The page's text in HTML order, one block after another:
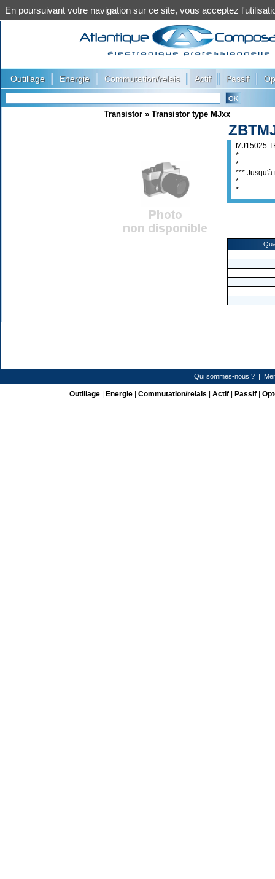
Outillage Energie Commutation/relais Actif Passif
Transistor » Transistor type MJxx
MJ15025
*
*
*** Jusqu'à
*
*
Qui sommes-nous ?|
Outillage| Energie| Commutation/relais Actif| Passif|
En poursuivant votre navigation sur ce site, vous acceptez